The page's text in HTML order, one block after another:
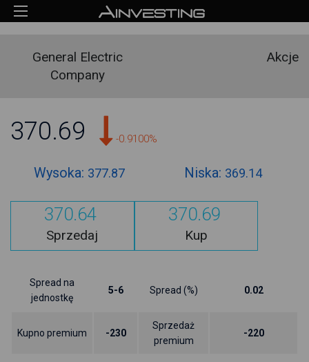
General Electric
Company
Akcje
370.69 -0.9100%
Wysoka: 377.87 Niska: 369.14
370.64
Sprzedaj
370.69
Kup
Spread na
jednostkę
5-6 Spread (%) 0.02
Kupno premium -230
Sprzedaż
premium
-220